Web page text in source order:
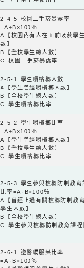
2-4-5 校園二手菸暴露率
=A÷B×100％
A【校園內有人在面前吸菸學
數】
B【全校學生總人數】
C 校園二手菸暴露率
2-5-1 學生嚼檳榔人數
A【學生曾經嚼檳榔人數】
B【全校學生總人數】
C 學生嚼檳榔比率
2-5-2 學生嚼檳榔比率
=A÷B×100％
A【學生曾經嚼檳榔人數】
B【全校學生總人數】
C 學生嚼檳榔比率
2-5-3 學生參與檳榔防制教育
比率=A÷B×100％
A【曾經上過有關檳榔防制教
學生人數】
B【全校學生總人數】
C 學生參與檳榔防制教育課程
2-6-1 遵醫囑服藥比率
=A÷B×100％